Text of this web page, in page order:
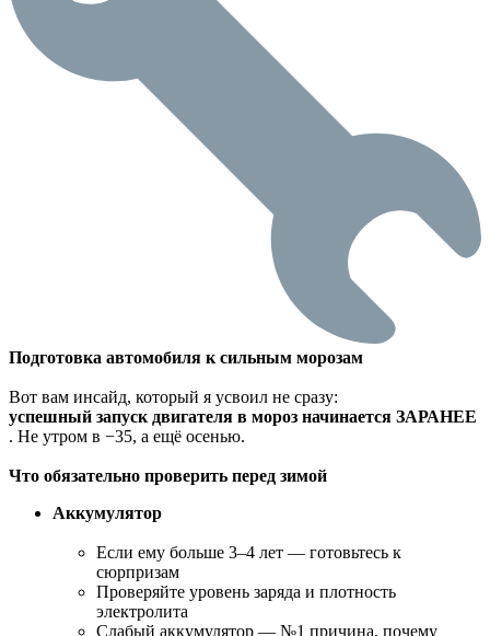
Подготовка автомобиля к сильным морозам
Вот вам инсайд, который я усвоил не сразу:
успешный запуск двигателя в мороз начинается ЗАРАНЕЕ
. Не утром в −35, а ещё осенью.
Что обязательно проверить перед зимой
Аккумулятор
Если ему больше 3–4 лет — готовьтесь к
сюрпризам
Проверяйте уровень заряда и плотность
электролита
Слабый аккумулятор — №1 причина, почему